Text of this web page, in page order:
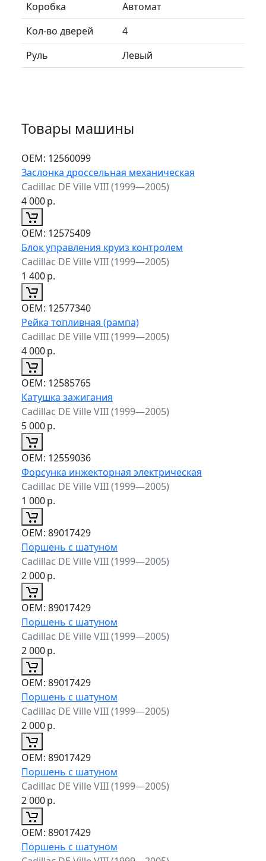
Коробка
Автомат
Кол-во дверей
4
Руль
Левый
Товары машины
ОЕМ: 12560099
Заслонка дроссельная механическая
Cadillac DE Ville VIII (1999—2005)
4 000р.
ОЕМ: 12575409
Блок управления круиз контролем
Cadillac DE Ville VIII (1999—2005)
1 400р.
ОЕМ: 12577340
Рейка топливная (рампа)
Cadillac DE Ville VIII (1999—2005)
4 000р.
ОЕМ: 12585765
Катушка зажигания
Cadillac DE Ville VIII (1999—2005)
5 000р.
ОЕМ: 12559036
Форсунка инжекторная электрическая
Cadillac DE Ville VIII (1999—2005)
1 000р.
ОЕМ: 89017429
Поршень с шатуном
Cadillac DE Ville VIII (1999—2005)
2 000р.
ОЕМ: 89017429
Поршень с шатуном
Cadillac DE Ville VIII (1999—2005)
2 000р.
ОЕМ: 89017429
Поршень с шатуном
Cadillac DE Ville VIII (1999—2005)
2 000р.
ОЕМ: 89017429
Поршень с шатуном
Cadillac DE Ville VIII (1999—2005)
2 000р.
ОЕМ: 89017429
Поршень с шатуном